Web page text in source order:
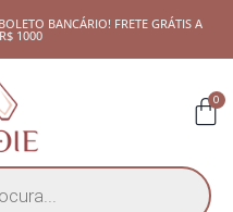
BANCÁRIO! FRETE GRÁTIS A
1000
0